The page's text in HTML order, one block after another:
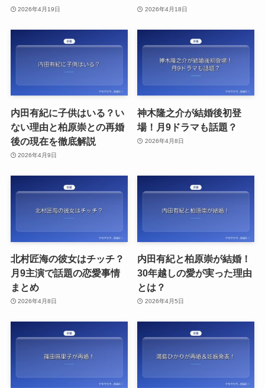
2026年4月19日 2026年4月18日
内田有紀に子供はいる？い
ない理由と柏原崇との再婚
後の現在を徹底解説
2026年4月9日
神木隆之介が結婚後初登
場！月9ドラマも話題？
2026年4月8日
北村匠海の彼女はチッチ？
月9主演で話題の恋愛事情
まとめ
2026年4月8日
内田有紀と柏原崇が結婚！
30年越しの愛が実った理由
とは？
2026年4月5日